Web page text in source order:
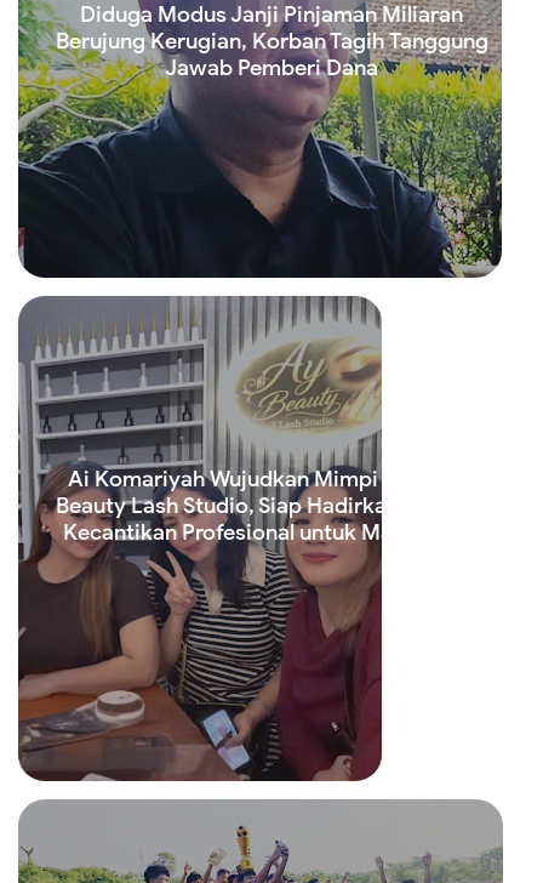
Diduga Modus Janji Pinjaman Miliaran
Berujung Kerugian, Korban Tagih Tanggung
Jawab Pemberi Dana
Ai Komariyah Wujudkan Mimpi Lewat Ay
Beauty Lash Studio, Siap Hadirkan Layanan
Kecantikan Profesional untuk Masyarakat
Read more